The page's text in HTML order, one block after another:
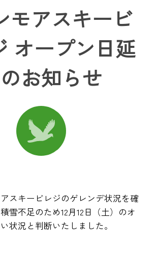
モアスキービ
オープン日延
お知らせ
スキービレジのゲレンデ状況を確
雪不足のため12月12日（土）のオ
状況と判断いたしました。